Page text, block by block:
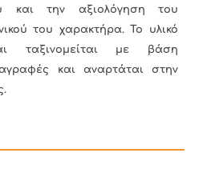
και την αξιολόγηση του
του χαρακτήρα. Το υλικό
ταξινομείται με βάση
και αναρτάται στην